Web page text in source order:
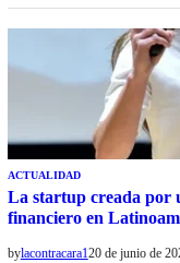
ACTUALIDAD
La startup creada por
financiero en
bylacontracara120 de junio de